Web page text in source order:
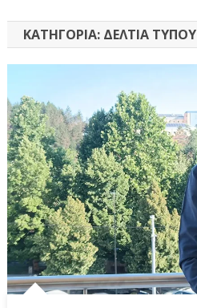
ΚΑΤΗΓΟΡΊΑ: ΔΕΛΤΊΑ ΤΎΠΟΥ